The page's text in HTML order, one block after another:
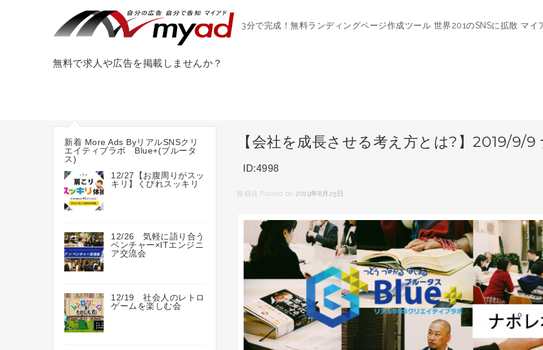
3分で完成！無料ランディングページ作成ツール 世界201のSNSに拡散 マイ
無料で求人や広告を掲載しませんか？
新着 More Ads ByリアルSNSクリ
エイティブラボ Blue+(ブルータ
ス)
12/27【お腹周りがスッ
キリ】くびれスッキリ
12/26 気軽に語り合う
ベンチャー×ITエンジニ
ア交流会
12/19 社会人のレトロ
ゲームを楽しむ会
【会社を成長させる考え方とは?】2019/9/
ID:4998
投稿日 Posted on 2019年8月25日